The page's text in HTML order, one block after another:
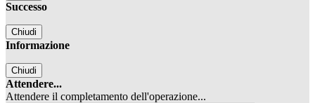
Successo
Chiudi
Informazione
Chiudi
Attendere...
Attendere il completamento dell'operazione...